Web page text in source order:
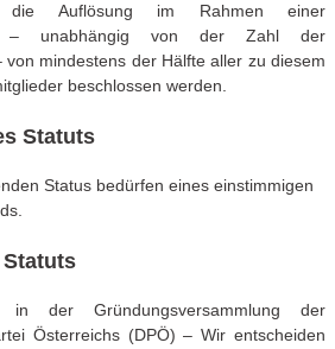
die Auflösung im Rahmen einer
– unabhängig von der Zahl der
mindestens der Hälfte aller zu diesem
beschlossen werden.
Statuts
Status bedürfen eines einstimmigen
der Gründungsversammlung der
Österreichs (DPÖ) – Wir entscheiden